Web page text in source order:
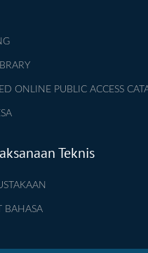
ONLINE PUBLIC ACCESS
Teknis
BAHASA